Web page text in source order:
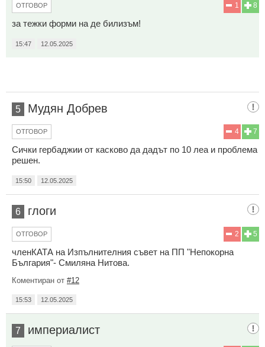
8
1
ОТГОВОР
за тежки форми на де билизъм!
15:47 12.05.2025
5 Мудян Добрев
7
4
ОТГОВОР
Сички гербаджии от касково да дадът по 10 леа и проблема
решен.
15:50 12.05.2025
6 глоги
5
2
ОТГОВОР
членКАТА на Изпълнителния съвет на ПП "Непокорна
България"- Смиляна Нитова.
Коментиран от #12
15:53 12.05.2025
7 империалист